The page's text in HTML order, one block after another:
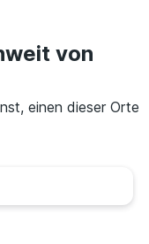
von
einen dieser Orte